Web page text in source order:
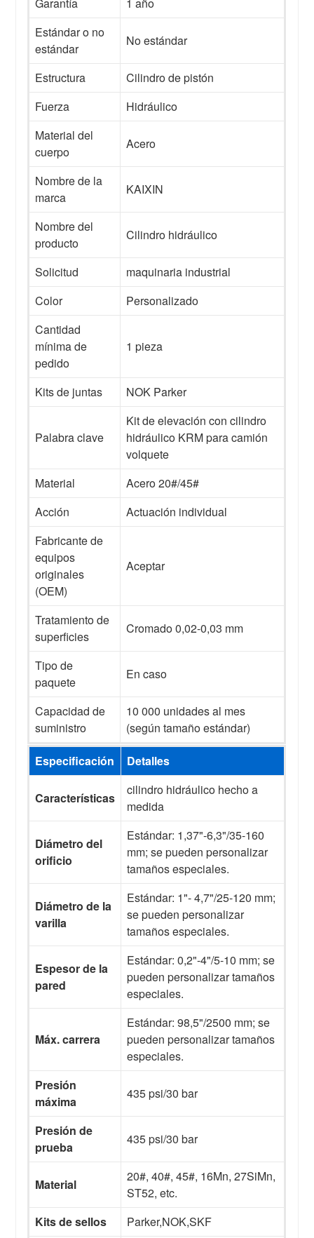
Garantía
1 año
Estándar o no
estándar
No estándar
Estructura
Cilindro de pistón
Fuerza
Hidráulico
Material del
cuerpo
Acero
Nombre de la
marca
KAIXIN
Nombre del
producto
Cilindro hidráulico
Solicitud
maquinaria industrial
Color
Personalizado
Cantidad
mínima de
pedido
1 pieza
Kits de juntas NOK Parker
Palabra clave
Kit de elevación con cilindro
hidráulico KRM para camión
volquete
Material
Acero 20#/45#
Acción
Actuación individual
Fabricante de
equipos
originales
(OEM)
Aceptar
Tratamiento de
superficies
Cromado 0,02-0,03 mm
Tipo de
paquete
En caso
Capacidad de
suministro
10 000 unidades al mes
(según tamaño estándar)
Especificación Detalles
Características
cilindro hidráulico hecho a
medida
Diámetro del
orificio
Estándar: 1,37"-6,3"/35-160
mm; se pueden personalizar
tamaños especiales.
Diámetro de la
varilla
Estándar: 1"- 4,7"/25-120 mm;
se pueden personalizar
tamaños especiales.
Espesor de la
pared
Estándar: 0,2"-4"/5-10 mm; se
pueden personalizar tamaños
especiales.
Máx. carrera
Estándar: 98,5"/2500 mm; se
pueden personalizar tamaños
especiales.
Presión
máxima
435 psi/30 bar
Presión de
prueba
435 psi/30 bar
Material
20#, 40#, 45#, 16Mn, 27SiMn,
ST52, etc.
Kits de sellos
Parker,NOK,SKF